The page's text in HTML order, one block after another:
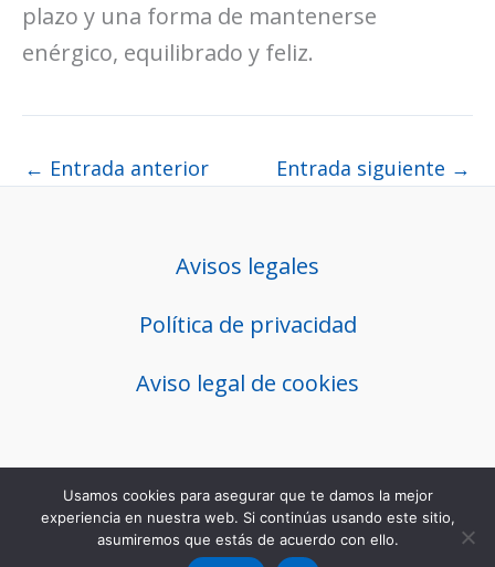
plazo y una forma de mantenerse
enérgico, equilibrado y feliz.
← Entrada anterior Entrada siguiente →
Avisos legales
Política de privacidad
Aviso legal de cookies
Copyright © 2026 mirosalud
Usamos cookies para asegurar que te damos la mejor
experiencia en nuestra web. Si continúas usando este sitio,
asumiremos que estás de acuerdo con ello.